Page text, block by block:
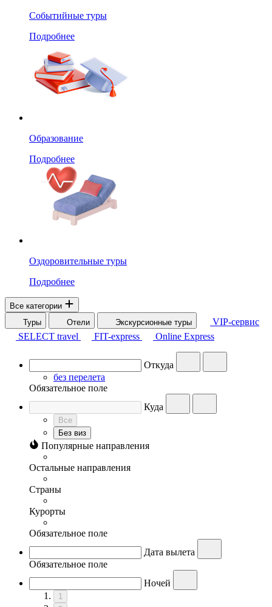
Событийные туры
Подробнее
Образование
Подробнее
Оздоровительные туры
Подробнее
Все категории
Туры
Отели Экскурсионные туры
VIP-сервис
SELECT travel
FIT-express Online Express
Откуда
без перелета
Обязательное поле
Куда
Все
Без виз
Популярные направления
Остальные направления
Страны
Курорты
Обязательное поле
Дата вылета
Обязательное поле
Ночей
1